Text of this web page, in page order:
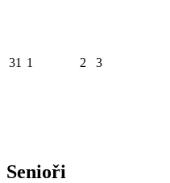
31 1 2 3
Senioři